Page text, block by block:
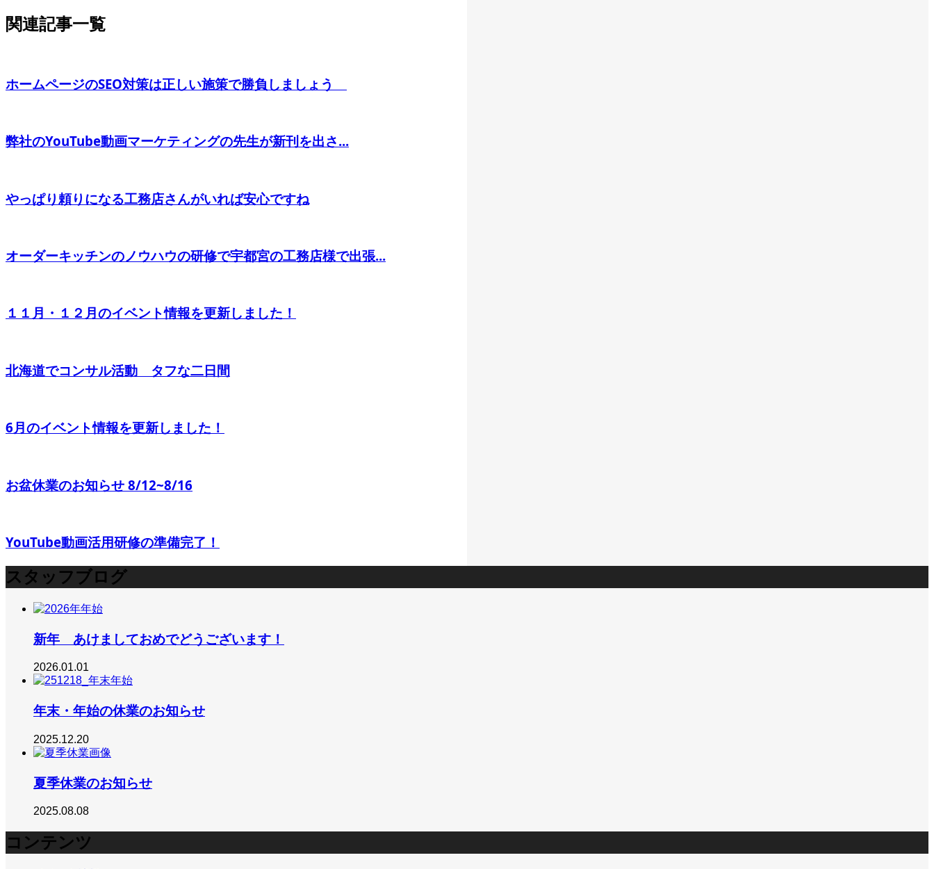
関連記事一覧
ホームページのSEO対策は正しい施策で勝負しましょう
弊社のYouTube動画マーケティングの先生が新刊を出さ...
やっぱり頼りになる工務店さんがいれば安心ですね
オーダーキッチンのノウハウの研修で宇都宮の工務店様で出張...
１１月・１２月のイベント情報を更新しました！
北海道でコンサル活動 タフな二日間
6月のイベント情報を更新しました！
お盆休業のお知らせ 8/12~8/16
YouTube動画活用研修の準備完了！
スタッフブログ
新年 あけましておめでどうございます！
2026.01.01
年末・年始の休業のお知らせ
2025.12.20
夏季休業のお知らせ
2025.08.08
コンテンツ